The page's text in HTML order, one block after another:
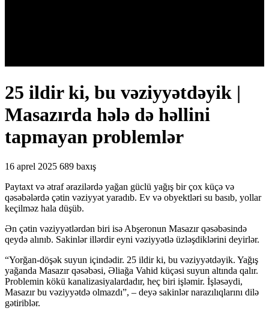
25 ildir ki, bu vəziyyətdəyik |
Masazırda hələ də həllini
tapmayan problemlər
16 aprel 2025 689 baxış
Paytaxt və ətraf ərazilərdə yağan güclü yağış bir çox küçə və
qəsəbələrdə çətin vəziyyət yaradıb. Ev və obyektləri su basıb, yollar
keçilməz hala düşüb.
Ən çətin vəziyyətlərdən biri isə Abşeronun Masazır qəsəbəsində
qeydə alınıb. Sakinlər illərdir eyni vəziyyətlə üzləşdiklərini deyirlər.
“Yorğan-döşək suyun içindədir. 25 ildir ki, bu vəziyyətdəyik. Yağış
yağanda Masazır qəsəbəsi, Əliağa Vahid küçəsi suyun altında qalır.
Problemin kökü kanalizasiyalardadır, heç biri işləmir. İşləsəydi,
Masazır bu vəziyyətdə olmazdı”, – deyə sakinlər narazılıqlarını dilə
gətiriblər.